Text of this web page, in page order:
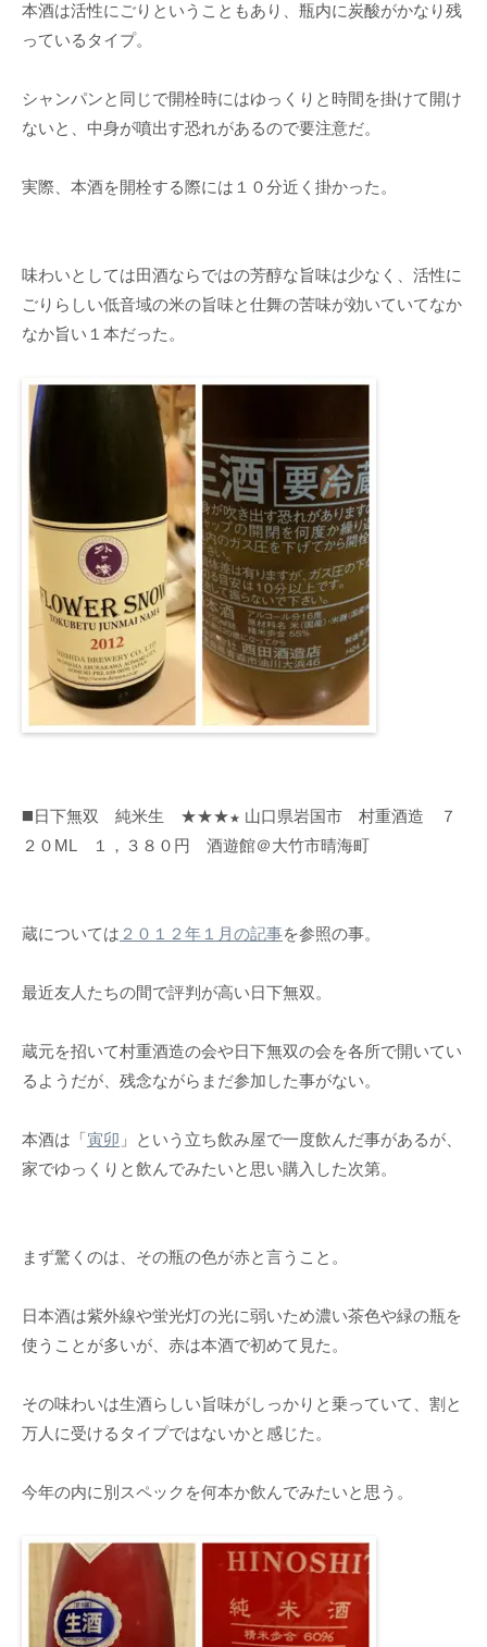
本酒は活性にごりということもあり、瓶内に炭酸がかなり残
っているタイプ。
シャンパンと同じで開栓時にはゆっくりと時間を掛けて開け
ないと、中身が噴出す恐れがあるので要注意だ。
実際、本酒を開栓する際には１０分近く掛かった。
味わいとしては田酒ならではの芳醇な旨味は少なく、活性に
ごりらしい低音域の米の旨味と仕舞の苦味が効いていてなか
なか旨い１本だった。
◼️日下無双 純米生 ★★★★ 山口県岩国市 村重酒造 ７
２０ML １，３８０円 酒遊館＠大竹市晴海町
蔵については ２０１２年１月の記事を参照の事。
最近友人たちの間で評判が高い日下無双。
蔵元を招いて村重酒造の会や日下無双の会を各所で開いてい
るようだが、残念ながらまだ参加した事がない。
本酒は「寅卯 」という立ち飲み屋で一度飲んだ事があるが、
家でゆっくりと飲んでみたいと思い購入した次第。
まず驚くのは、その瓶の色が赤と言うこと。
日本酒は紫外線や蛍光灯の光に弱いため濃い茶色や緑の瓶を
使うことが多いが、赤は本酒で初めて見た。
その味わいは生酒らしい旨味がしっかりと乗っていて、割と
万人に受けるタイプではないかと感じた。
今年の内に別スペックを何本か飲んでみたいと思う。